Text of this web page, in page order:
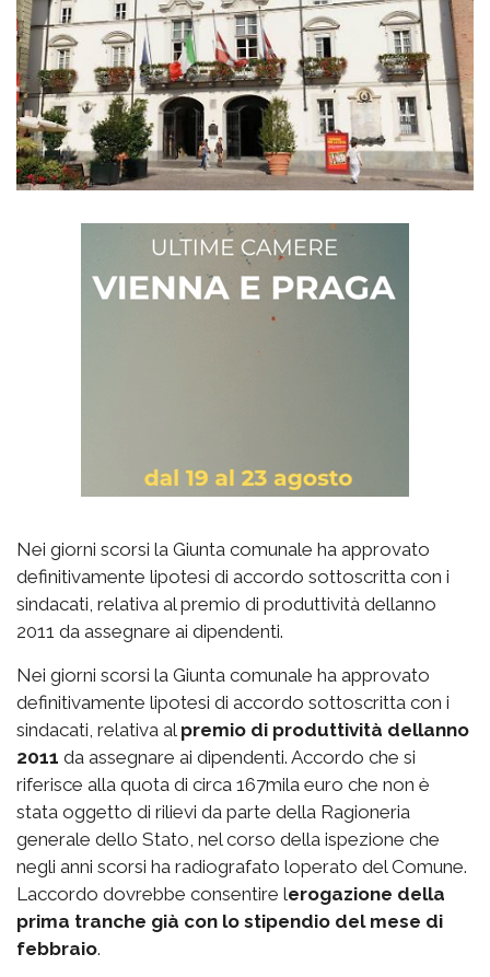
Nei giorni scorsi la Giunta comunale ha approvato
definitivamente lipotesi di accordo sottoscritta con i
sindacati, relativa al premio di produttività dellanno
2011 da assegnare ai dipendenti.
Nei giorni scorsi la Giunta comunale ha approvato
definitivamente lipotesi di accordo sottoscritta con i
sindacati, relativa al premio di produttività dellanno
2011 da assegnare ai dipendenti. Accordo che si
riferisce alla quota di circa 167mila euro che non è
stata oggetto di rilievi da parte della Ragioneria
generale dello Stato, nel corso della ispezione che
negli anni scorsi ha radiografato loperato del Comune.
Laccordo dovrebbe consentire lerogazione della
prima tranche già con lo stipendio del mese di
febbraio.